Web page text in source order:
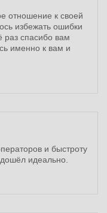
отношение к своей
избежать ошибки
раз спасибо вам
именно к вам и
и быстроту
идеально.